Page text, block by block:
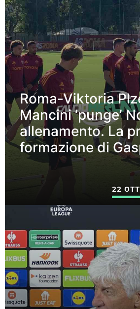
Roma-Viktoria
Mancini ‘punge’
allenamento. La
formazione di
22